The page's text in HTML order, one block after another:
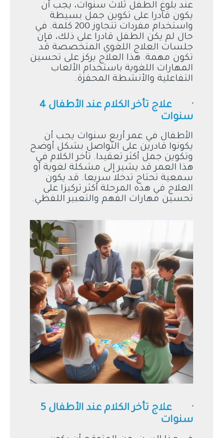
عند بلوغ الطفل ثلاث سنوات، يجب أن
يكون قادرا على تكوين جمل بسيطة
واستخدام مفردات تتجاوز 200 كلمة. في
حال لم يكن الطفل قادرا على ذلك، فإن
جلسات العلاج اللغوي المتخصصة قد
تكون مهمة. هذا العلاج يركز على تحسين
المهارات اللغوية باستخدام الألعاب
التفاعلية والأنشطة المحفزة.
· علاج تأخر الكلام عند الأطفال 4
سنوات
الأطفال في عمر أربع سنوات يجب أن
يكونوا قادرين على التواصل بشكل أوضح
وتكوين جمل أكثر تعقيدا. تأخر الكلام في
هذا العمر قد يشير إلى مشكلة لغوية أو
سمعية تحتاج تدخلا سريعا. قد يكون
العلاج في هذه المرحلة أكثر تركيزا على
تحسين مهارات الفهم والتعبير اللفظي.
· علاج تأخر الكلام عند الأطفال 5
سنوات